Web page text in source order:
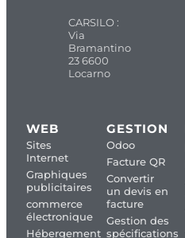
CARSILO :
Via
Bramantino
23 6600
Locarno
WEB
Sites
Internet
Graphiques
publicitaires
commerce
électronique
Hébergement
GESTION
Odoo
Facture QR
Convertir
un devis en
facture
Gestion des
spécifications